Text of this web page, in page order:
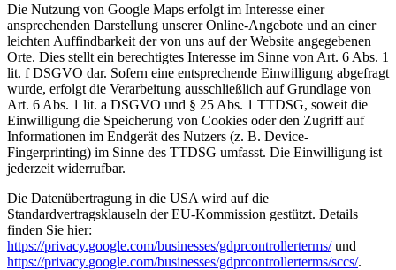
Die Nutzung von Google Maps erfolgt im Interesse einer
ansprechenden Darstellung unserer Online-Angebote und an einer
leichten Auffindbarkeit der von uns auf der Website angegebenen
Orte. Dies stellt ein berechtigtes Interesse im Sinne von Art. 6 Abs. 1
lit. f DSGVO dar. Sofern eine entsprechende Einwilligung abgefragt
wurde, erfolgt die Verarbeitung ausschließlich auf Grundlage von
Art. 6 Abs. 1 lit. a DSGVO und § 25 Abs. 1 TTDSG, soweit die
Einwilligung die Speicherung von Cookies oder den Zugriff auf
Informationen im Endgerät des Nutzers (z. B. Device-
Fingerprinting) im Sinne des TTDSG umfasst. Die Einwilligung ist
jederzeit widerrufbar.
Die Datenübertragung in die USA wird auf die
Standardvertragsklauseln der EU-Kommission gestützt. Details
finden Sie hier:
https://privacy.google.com/businesses/gdprcontrollerterms/und
https://privacy.google.com/businesses/gdprcontrollerterms/sccs/.